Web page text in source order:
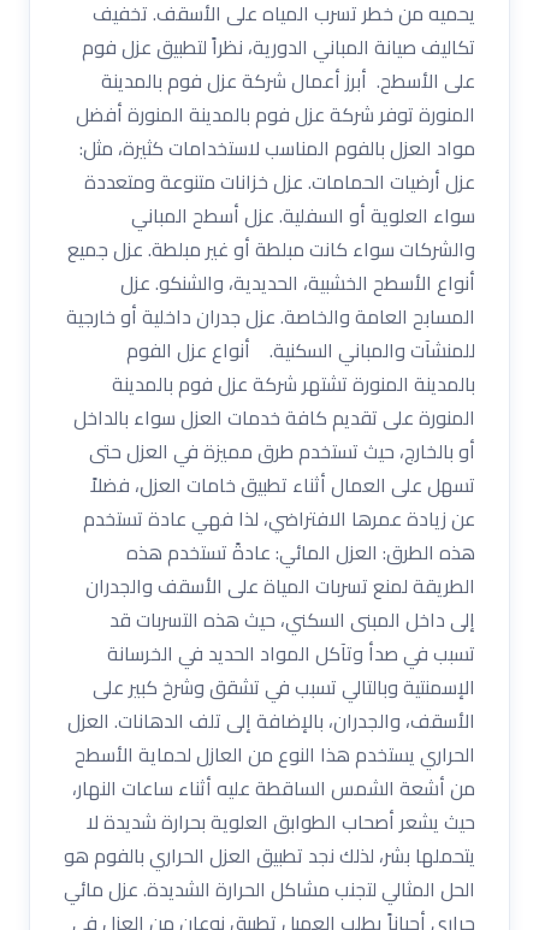
يحميه من خطر تسرب المياه على الأسقف. تخفيف
تكاليف صيانة المباني الدورية، نظراً لتطبيق عزل فوم
على الأسطح. أبرز أعمال شركة عزل فوم بالمدينة
المنورة توفر شركة عزل فوم بالمدينة المنورة أفضل
مواد العزل بالفوم المناسب لاستخدامات كثيرة، مثل:
عزل أرضيات الحمامات. عزل خزانات متنوعة ومتعددة
سواء العلوية أو السفلية. عزل أسطح المباني
والشركات سواء كانت مبلطة أو غير مبلطة. عزل جميع
أنواع الأسطح الخشبية، الحديدية، والشنكو. عزل
المسابح العامة والخاصة. عزل جدران داخلية أو خارجية
للمنشآت والمباني السكنية. أنواع عزل الفوم
بالمدينة المنورة تشتهر شركة عزل فوم بالمدينة
المنورة على تقديم كافة خدمات العزل سواء بالداخل
أو بالخارج، حيث تستخدم طرق مميزة في العزل حتى
تسهل على العمال أثناء تطبيق خامات العزل، فضلاً
عن زيادة عمرها الافتراضي، لذا فهي عادة تستخدم
هذه الطرق: العزل المائي: عادةً تستخدم هذه
الطريقة لمنع تسربات المياة على الأسقف والجدران
إلى داخل المبنى السكني، حيث هذه التسربات قد
تسبب في صدأ وتآكل المواد الحديد في الخرسانة
الإسمنتية وبالتالي تسبب في تشقق وشرخ كبير على
الأسقف، والجدران، بالإضافة إلى تلف الدهانات. العزل
الحراري يستخدم هذا النوع من العازل لحماية الأسطح
من أشعة الشمس الساقطة عليه أثناء ساعات النهار،
حيث يشعر أصحاب الطوابق العلوية بحرارة شديدة لا
يتحملها بشر، لذلك نجد تطبيق العزل الحراري بالفوم هو
الحل المثالي لتجنب مشاكل الحرارة الشديدة. عزل مائي